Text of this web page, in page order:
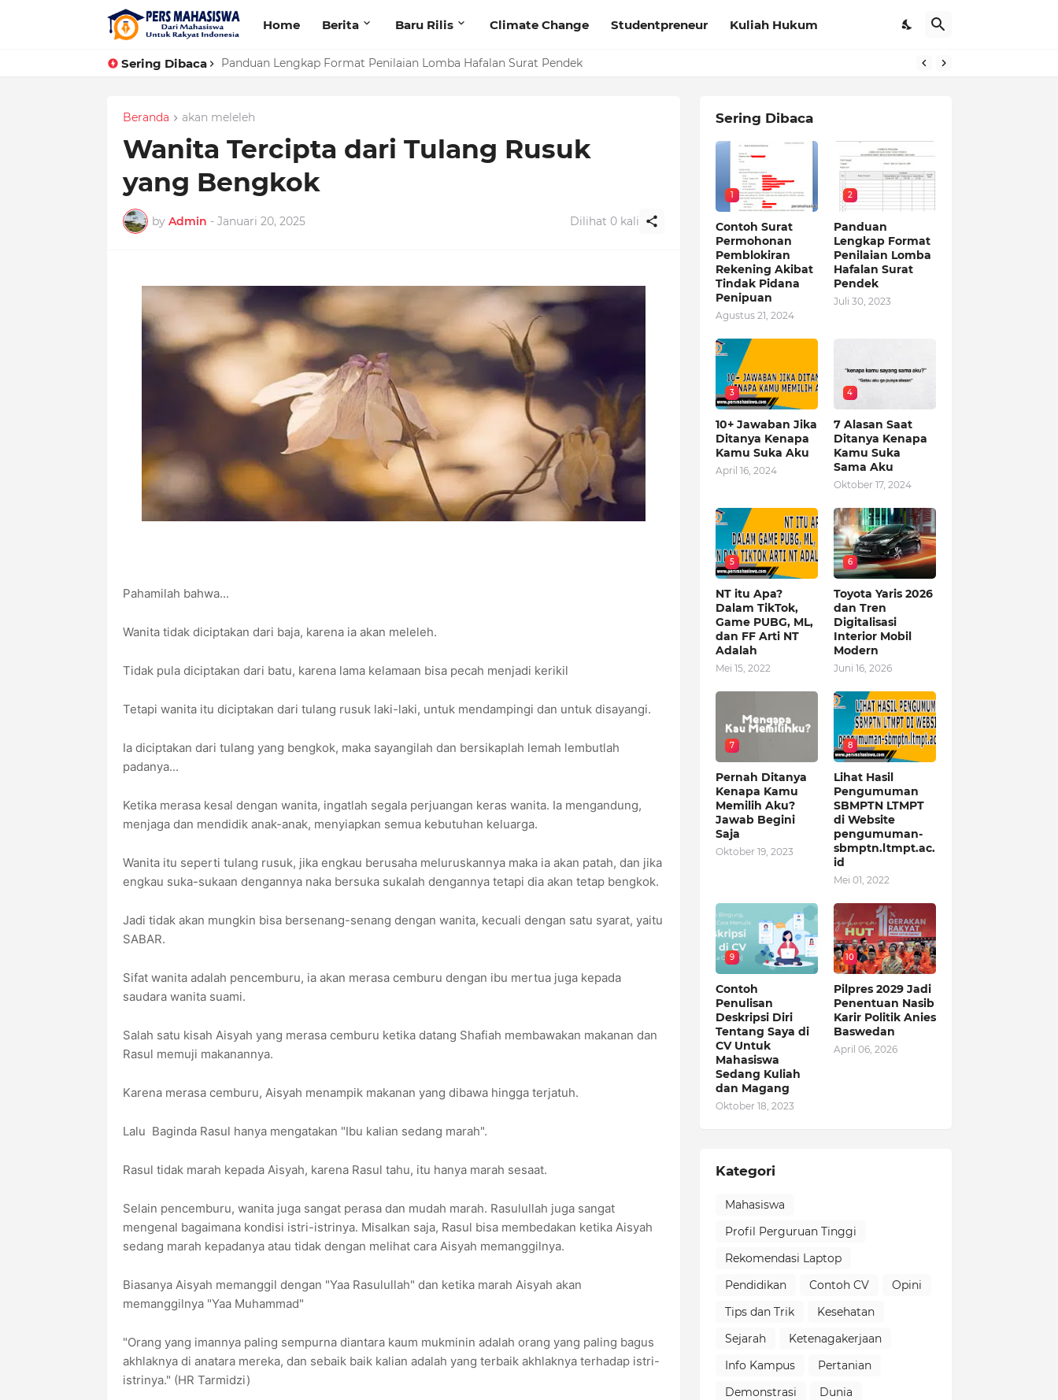
Home Berita Baru Rilis Climate Change Studentpreneur Kuliah Hukum
Sering Dibaca Panduan Lengkap Format Penilaian Lomba Hafalan Surat Pendek
Beranda akan meleleh
Wanita Tercipta dari Tulang Rusuk
yang Bengkok
by Admin - Januari 20, 2025 Dilihat 0kali
Pahamilah bahwa...
Wanita tidak diciptakan dari baja, karena ia akan meleleh.
Tidak pula diciptakan dari batu, karena lama kelamaan bisa pecah menjadi kerikil
Tetapi wanita itu diciptakan dari tulang rusuk laki-laki, untuk mendampingi dan untuk disayangi.
Ia diciptakan dari tulang yang bengkok, maka sayangilah dan bersikaplah lemah lembutlah
padanya...
Ketika merasa kesal dengan wanita, ingatlah segala perjuangan keras wanita. Ia mengandung,
menjaga dan mendidik anak-anak, menyiapkan semua kebutuhan keluarga.
Wanita itu seperti tulang rusuk, jika engkau berusaha meluruskannya maka ia akan patah, dan jika
engkau suka-sukaan dengannya naka bersuka sukalah dengannya tetapi dia akan tetap bengkok.
Jadi tidak akan mungkin bisa bersenang-senang dengan wanita, kecuali dengan satu syarat, yaitu
SABAR.
Sifat wanita adalah pencemburu, ia akan merasa cemburu dengan ibu mertua juga kepada
saudara wanita suami.
Salah satu kisah Aisyah yang merasa cemburu ketika datang Shafiah membawakan makanan dan
Rasul memuji makanannya.
Karena merasa cemburu, Aisyah menampik makanan yang dibawa hingga terjatuh.
Lalu Baginda Rasul hanya mengatakan "Ibu kalian sedang marah".
Rasul tidak marah kepada Aisyah, karena Rasul tahu, itu hanya marah sesaat.
Selain pencemburu, wanita juga sangat perasa dan mudah marah. Rasulullah juga sangat
mengenal bagaimana kondisi istri-istrinya. Misalkan saja, Rasul bisa membedakan ketika Aisyah
sedang marah kepadanya atau tidak dengan melihat cara Aisyah memanggilnya.
Biasanya Aisyah memanggil dengan "Yaa Rasulullah" dan ketika marah Aisyah akan
memanggilnya "Yaa Muhammad"
"Orang yang imannya paling sempurna diantara kaum mukminin adalah orang yang paling bagus
akhlaknya di anatara mereka, dan sebaik baik kalian adalah yang terbaik akhlaknya terhadap istri-
istrinya." (HR Tarmidzi)
Sering Dibaca
1
Contoh Surat
Permohonan
Pemblokiran
Rekening Akibat
Tindak Pidana
Penipuan
Agustus 21, 2024
2
Panduan
Lengkap Format
Penilaian Lomba
Hafalan Surat
Pendek
Juli 30, 2023
3
10+ Jawaban Jika
Ditanya Kenapa
Kamu Suka Aku
April 16, 2024
4
7 Alasan Saat
Ditanya Kenapa
Kamu Suka
Sama Aku
Oktober 17, 2024
5
NT itu Apa?
Dalam TikTok,
Game PUBG, ML,
dan FF Arti NT
Adalah
Mei 15, 2022
6
Toyota Yaris 2026
dan Tren
Digitalisasi
Interior Mobil
Modern
Juni 16, 2026
7
Pernah Ditanya
Kenapa Kamu
Memilih Aku?
Jawab Begini
Saja
Oktober 19, 2023
8
Lihat Hasil
Pengumuman
SBMPTN LTMPT
di Website
pengumuman-
sbmptn.ltmpt.ac.
id
Mei 01, 2022
9
Contoh
Penulisan
Deskripsi Diri
Tentang Saya di
CV Untuk
Mahasiswa
Sedang Kuliah
dan Magang
Oktober 18, 2023
10
Pilpres 2029 Jadi
Penentuan Nasib
Karir Politik Anies
Baswedan
April 06, 2026
Kategori
Mahasiswa
Profil Perguruan Tinggi
Rekomendasi Laptop
Pendidikan
Contoh CV
Opini
Tips dan Trik
Kesehatan
Sejarah
Ketenagakerjaan
Info Kampus
Pertanian
Demonstrasi
Dunia